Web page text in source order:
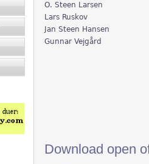
O. Steen Larsen
Lars Ruskov
Jan Steen Hansen
Gunnar Vejgård
Download open